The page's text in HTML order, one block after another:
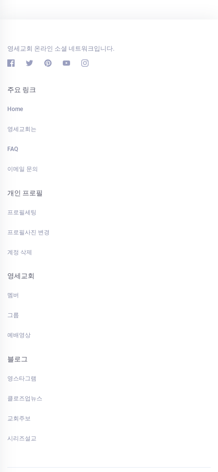
영세교회 온라인 소셜 네트워크입니다.
주요 링크
Home
영세교회는
FAQ
이메일 문의
개인 프로필
프로필세팅
프로필사진 변경
계정 삭제
영세교회
멤버
그룹
예배영상
블로그
영스타그램
클로즈업뉴스
교회주보
시리즈설교